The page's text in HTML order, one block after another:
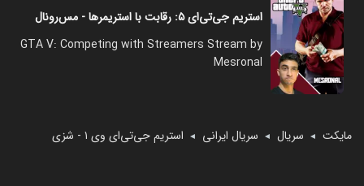
استریم جی‌تی‌ای ۵: رقابت با استریمرها - مس‌رونال
GTA V: Competing with Streamers Stream by
Mesronal
مایکت ◄ سریال ◄ سریال ایرانی ◄ استریم جی‌تی‌ای وی ۱ - شزی